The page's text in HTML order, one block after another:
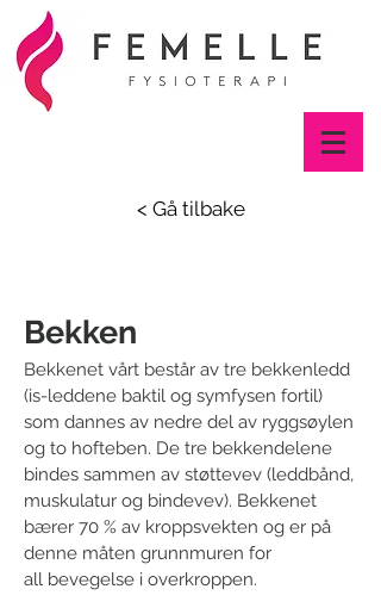
< Gå tilbake
Bekken
Bekkenet vårt består av tre bekkenledd
(is-leddene baktil og symfysen fortil)
som dannes av nedre del av ryggsøylen
og to hofteben. De tre bekkendelene
bindes sammen av støttevev (leddbånd,
muskulatur og bindevev). Bekkenet
bærer 70 % av kroppsvekten og er på
denne måten grunnmuren for
all bevegelse i overkroppen.